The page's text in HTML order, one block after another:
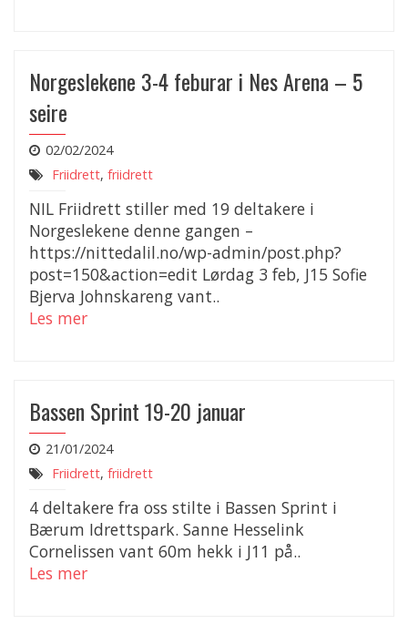
Norgeslekene 3-4 feburar i Nes Arena – 5
seire
02/02/2024
Friidrett, friidrett
NIL Friidrett stiller med 19 deltakere i
Norgeslekene denne gangen –
https://nittedalil.no/wp-admin/post.php?
post=150&action=edit Lørdag 3 feb, J15 Sofie
Bjerva Johnskareng vant..
Les mer
Bassen Sprint 19-20 januar
21/01/2024
Friidrett, friidrett
4 deltakere fra oss stilte i Bassen Sprint i
Bærum Idrettspark. Sanne Hesselink
Cornelissen vant 60m hekk i J11 på..
Les mer